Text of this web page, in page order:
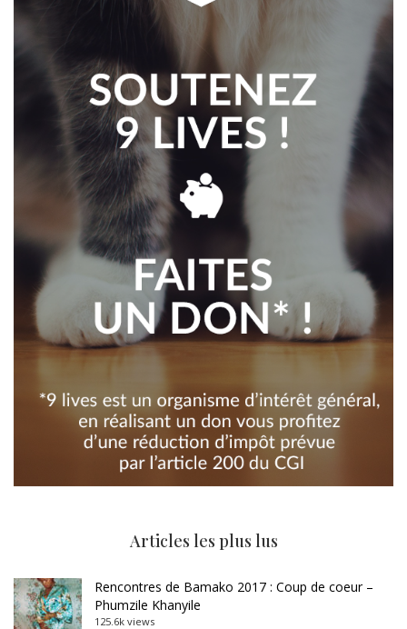
Articles les plus lus
Rencontres de Bamako 2017 : Coup de coeur –
Phumzile Khanyile
125.6k views